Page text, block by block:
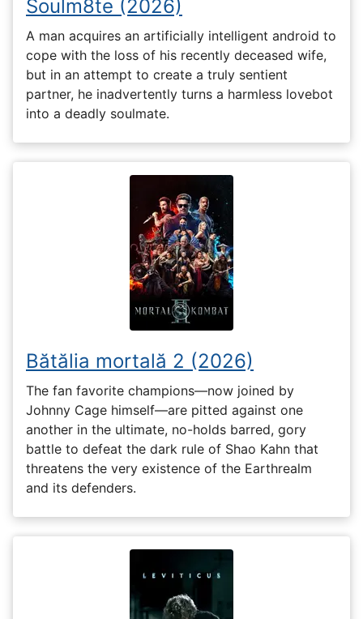
Soulm8te (2026)
A man acquires an artificially intelligent android to
cope with the loss of his recently deceased wife,
but in an attempt to create a truly sentient
partner, he inadvertently turns a harmless lovebot
into a deadly soulmate.
Bătălia mortală 2 (2026)
The fan favorite champions—now joined by
Johnny Cage himself—are pitted against one
another in the ultimate, no-holds barred, gory
battle to defeat the dark rule of Shao Kahn that
threatens the very existence of the Earthrealm
and its defenders.